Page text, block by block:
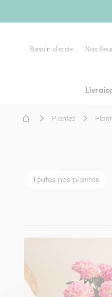
Besoin d'aide Nos
Accueil -
Plantes
Toutes nos plantes